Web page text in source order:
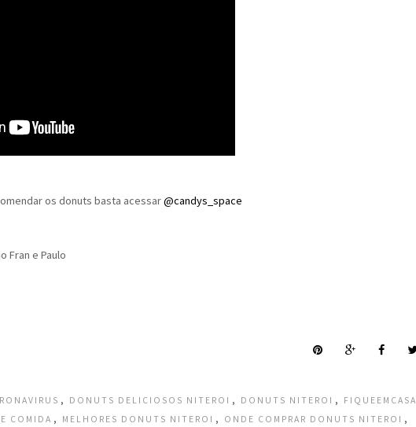
os donuts basta acessar@candys_space
Fran e Paulo
, DONUTS DELICIOSOS NITEROI , DONUTS NITEROI , FIQUEEMCASA
COMIDA , MELHORES DONUTS NITEROI , ONDE COMPRAR DONUTS NITEROI ,